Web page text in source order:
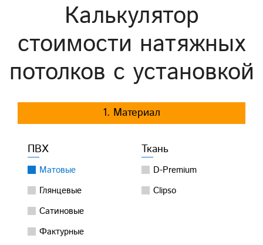
Калькулятор
стоимости натяжных
потолков с установкой
1. Материал
ПВХ
Матовые
Глянцевые
Сатиновые
Фактурные
Ткань
D-Premium
Clipso